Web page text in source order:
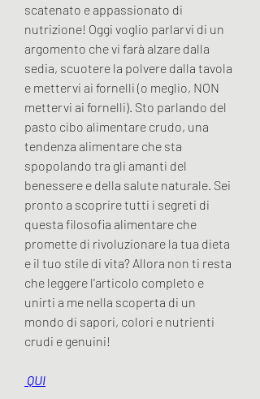
scatenato e appassionato di
nutrizione! Oggi voglio parlarvi di un
argomento che vi farà alzare dalla
sedia, scuotere la polvere dalla tavola
e mettervi ai fornelli (o meglio, NON
mettervi ai fornelli). Sto parlando del
pasto cibo alimentare crudo, una
tendenza alimentare che sta
spopolando tra gli amanti del
benessere e della salute naturale. Sei
pronto a scoprire tutti i segreti di
questa filosofia alimentare che
promette di rivoluzionare la tua dieta
e il tuo stile di vita? Allora non ti resta
che leggere l'articolo completo e
unirti a me nella scoperta di un
mondo di sapori, colori e nutrienti
crudi e genuini!
QUI